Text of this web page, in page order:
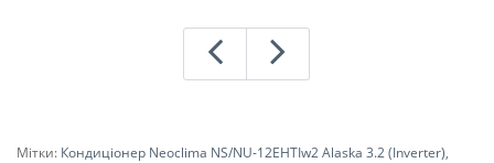
Мітки: Кондиціонер Neoclima NS/NU-12EHTIw2 Alaska 3.2 (Inverter),